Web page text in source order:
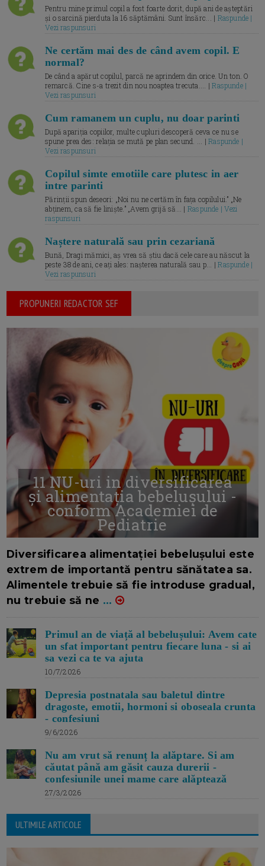
Pentru mine primul copil a fost foarte dorit, după ani de așteptări
și o sarcină pierduta la 16 săptămâni. Sunt însărc... | Raspunde |
Vezi raspunsuri
Ne certăm mai des de când avem copil. E
normal?
De când a apărut copilul, parcă ne aprindem din orice. Un ton. O
remarcă. Cine s-a trezit din nou noaptea trecuta.... |Raspunde |
Vezi raspunsuri
Cum ramanem un cuplu, nu doar parinti
După apariția copiilor, multe cupluri descoperă ceva ce nu se
spune prea des: relația se mută pe plan secund. ... |Raspunde |
Vezi raspunsuri
Copilul simte emotiile care plutesc in aer
intre parinti
Părinții spun deseori: „Noi nu ne certăm în fața copilului.” „Ne
abținem, ca să fie liniște.” „Avem grijă să... | Raspunde | Vezi
raspunsuri
Naștere naturală sau prin cezariană
Bună, Dragi mămici, aș vrea să știu dacă cele care au născut la
peste 38 de ani, ce ați ales: nașterea naturală sau p... |Raspunde |
Vezi raspunsuri
PROPUNERI REDACTOR SEF
11 NU-uri in diversificarea
și alimentația bebelușului -
conform Academiei de
Pediatrie
Diversificarea alimentației bebelușului este
extrem de importantă pentru sănătatea sa.
Alimentele trebuie să fie introduse gradual,
nu trebuie să ne ...
Primul an de viață al bebelușului: Avem cate
un sfat important pentru fiecare luna - si ai
sa vezi ca te va ajuta
10/7/2026
Depresia postnatala sau baletul dintre
dragoste, emotii, hormoni si oboseala crunta
- confesiuni
9/6/2026
Nu am vrut să renunț la alăptare. Si am
căutat până am găsit cauza durerii -
confesiunile unei mame care alăptează
27/3/2026
ULTIMILE ARTICOLE